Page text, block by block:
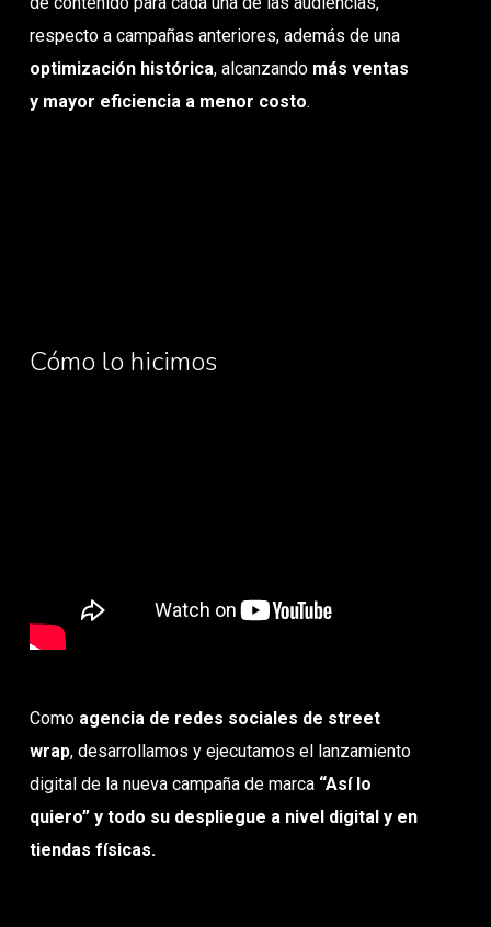
respecto a campañas anteriores, además de una
optimización histórica, alcanzando más ventas
y mayor eficiencia a menor costo.
Cómo lo hicimos
Como agencia de redes sociales de street
wrap, desarrollamos y ejecutamos el lanzamiento
digital de la nueva campaña de marca “Así lo
quiero” y todo su despliegue a nivel digital y en
tiendas físicas.